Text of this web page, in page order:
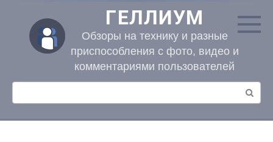
контенту
ГЕЛЛИУМ
Обзоры на технику и разные
приспособления с фото, видео и
комментариями пользователей
Поиск: